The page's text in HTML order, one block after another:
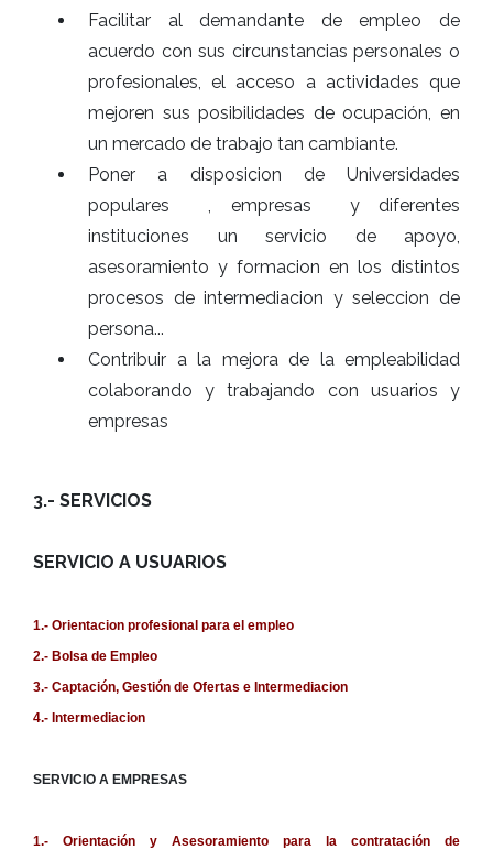
Facilitar al demandante de empleo de
acuerdo con sus circunstancias personales o
profesionales, el acceso a actividades que
mejoren sus posibilidades de ocupación, en
un mercado de trabajo tan cambiante.
Poner a disposicion de Universidades
populares , empresas y diferentes
instituciones un servicio de apoyo,
asesoramiento y formacion en los distintos
procesos de intermediacion y seleccion de
persona...
Contribuir a la mejora de la empleabilidad
colaborando y trabajando con usuarios y
empresas
3.- SERVICIOS
SERVICIO A USUARIOS
1.- Orientacion profesional para el empleo
2.- Bolsa de Empleo
3.- Captación, Gestión de Ofertas e Intermediacion
4.- Intermediacion
SERVICIO A EMPRESAS
1.- Orientación y Asesoramiento para la contratación de